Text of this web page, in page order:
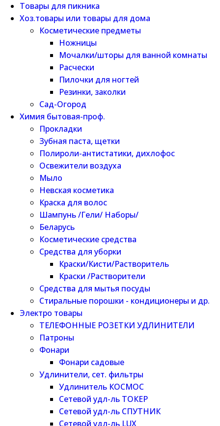
Товары для пикника
Хоз.товары или товары для дома
Косметические предметы
Ножницы
Мочалки/шторы для ванной комнаты
Расчески
Пилочки для ногтей
Резинки, заколки
Сад-Огород
Химия бытовая-проф.
Прокладки
Зубная паста, щетки
Полироли-антистатики, дихлофос
Освежители воздуха
Мыло
Невская косметика
Краска для волос
Шампунь /Гели/ Наборы/
Беларусь
Косметические средства
Средства для уборки
Краски/Кисти/Растворитель
Краски /Растворители
Средства для мытья посуды
Стиральные порошки - кондиционеры и др.
Электро товары
ТЕЛЕФОННЫЕ РОЗЕТКИ УДЛИНИТЕЛИ
Патроны
Фонари
Фонари садовые
Удлинители, сет. фильтры
Удлинитель КОСМОС
Сетевой удл-ль ТОКЕР
Сетевой удл-ль СПУТНИК
Сетевой удл-ль LUX